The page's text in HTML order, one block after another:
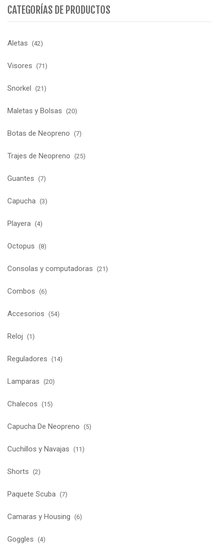
CATEGORÍAS DE PRODUCTOS
Aletas (42)
Visores (71)
Snorkel (21)
Maletas y Bolsas (20)
Botas de Neopreno (7)
Trajes de Neopreno (25)
Guantes (7)
Capucha (3)
Playera (4)
Octopus (8)
Consolas y computadoras (21)
Combos (6)
Accesorios (54)
Reloj (1)
Reguladores (14)
Lamparas (20)
Chalecos (15)
Capucha De Neopreno (5)
Cuchillos y Navajas (11)
Shorts (2)
Paquete Scuba (7)
Camaras y Housing (6)
Goggles (4)